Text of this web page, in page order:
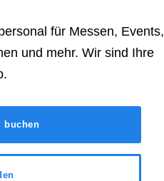
für Messen, Events,
und mehr. Wir sind Ihre
buchen